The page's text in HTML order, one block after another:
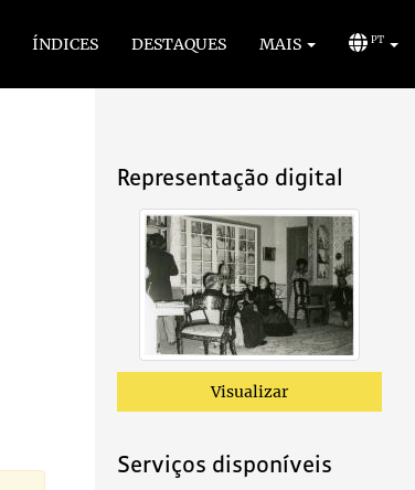
ÍNDICES DESTAQUES MAIS PT
Representação digital
Visualizar
Serviços disponíveis